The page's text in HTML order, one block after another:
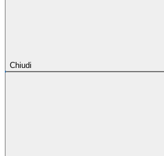
Chiudi